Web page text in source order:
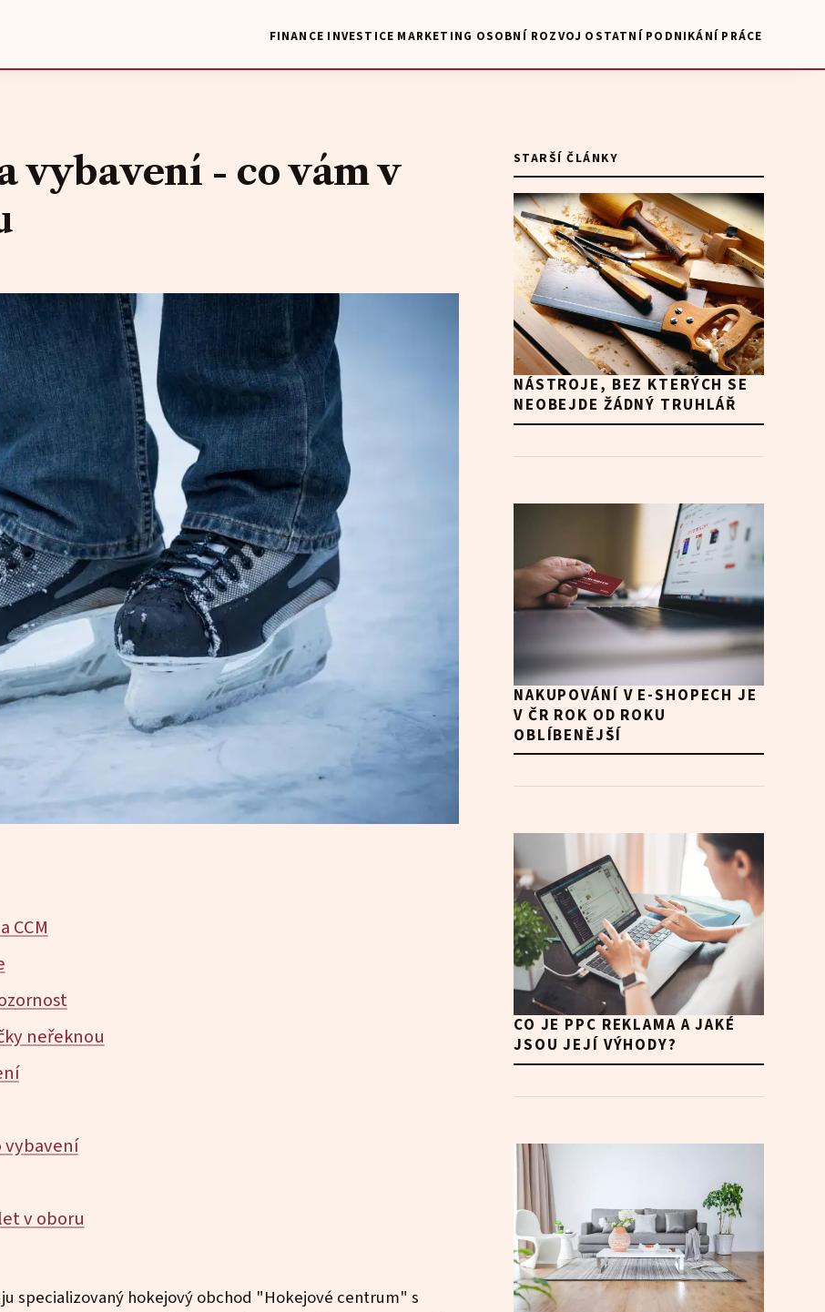
FINANCE INVESTICE MARKETING OSOBNÍ ROZVOJ OSTATNÍ PODNIKÁNÍ PRÁCE
vybavení - co vám v
CCM
neřeknou
vybavení
v oboru
specializovaný hokejový obchod "Hokejové centrum" s
STARŠÍ ČLÁNKY
NÁSTROJE, BEZ KTERÝCH SE
NEOBEJDE ŽÁDNÝ TRUHLÁŘ
NAKUPOVÁNÍ V E-SHOPECH JE
V ČR ROK OD ROKU
OBLÍBENĚJŠÍ
CO JE PPC REKLAMA A JAKÉ
JSOU JEJÍ VÝHODY?